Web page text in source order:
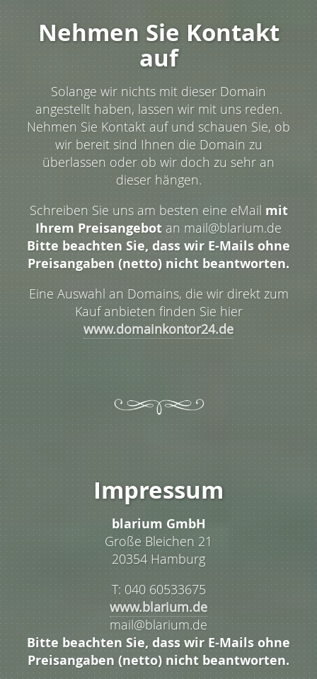
Nehmen Sie Kontakt
auf
Solange wir nichts mit dieser Domain
angestellt haben, lassen wir mit uns reden.
Nehmen Sie Kontakt auf und schauen Sie, ob
wir bereit sind Ihnen die Domain zu
überlassen oder ob wir doch zu sehr an
dieser hängen.
Schreiben Sie uns am besten eine eMail mit
Ihrem Preisangebot an mail@blarium.de
Bitte beachten Sie, dass wir E-Mails ohne
Preisangaben (netto) nicht beantworten.
Eine Auswahl an Domains, die wir direkt zum
Kauf anbieten finden Sie hier
www.domainkontor24.de
Impressum
blarium GmbH
Große Bleichen 21
20354 Hamburg
T: 040 60533675
www.blarium.de
mail@blarium.de
Bitte beachten Sie, dass wir E-Mails ohne
Preisangaben (netto) nicht beantworten.